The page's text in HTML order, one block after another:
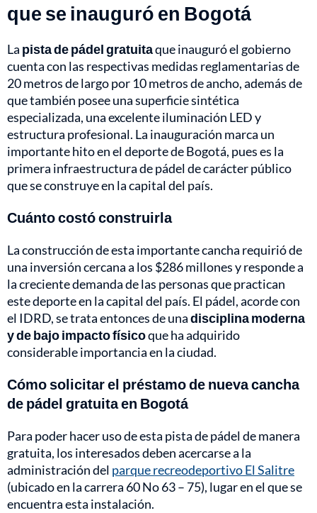
que se inauguró en Bogotá
La pista de pádelgratuitaque inauguró el gobierno
cuenta con las respectivas medidas reglamentarias de
20 metros de largo por 10 metros de ancho, además de
que también posee una superficie sintética
especializada, una excelente iluminación LED y
estructura profesional. La inauguración marca un
importante hito en el deporte de Bogotá, pues es la
primera infraestructura de pádel de carácter público
que se construye en la capital del país.
Cuánto costó construirla
La construcción de esta importante cancha requirió de
una inversión cercana a los $286 millones y responde a
la creciente demanda de las personas que practican
este deporte en la capital del país. El pádel, acorde con
el IDRD, se trata entonces de unadisciplina moderna
y de bajo impacto físicoque ha adquirido
considerable importancia en la ciudad.
Cómo solicitar el préstamo de nueva cancha
de pádel gratuita en Bogotá
Para poder hacer uso de esta pista de pádel de manera
gratuita, los interesados deben acercarse a la
administración del parque recreodeportivo El Salitre
(ubicado en la carrera 60 No 63 – 75), lugar en el que se
encuentra esta instalación.